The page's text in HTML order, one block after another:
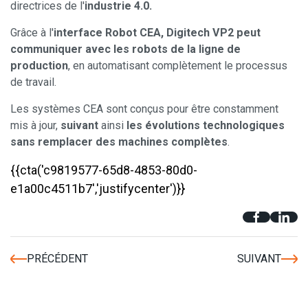
directrices de l'industrie 4.0.
Grâce à l'interface Robot CEA, Digitech VP2 peut
communiquer avec les robots de la ligne de
production, en automatisant complètement le processus
de travail.
Les systèmes CEA sont conçus pour être constamment
mis à jour, suivant ainsi les évolutions technologiques
sans remplacer des machines complètes.
{{cta('c9819577-65d8-4853-80d0-
e1a00c4511b7','justifycenter')}}
PRÉCÉDENT SUIVANT